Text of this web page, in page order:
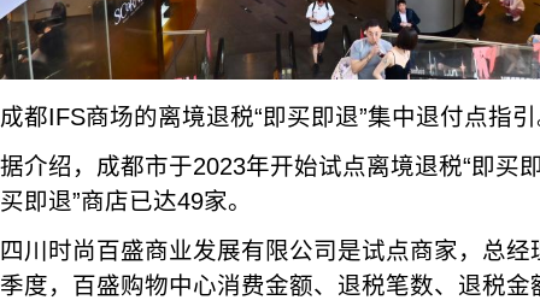
成都IFS商场的离境退税“即买即退”集中退付点指
据介绍，成都市于2023年开始试点离境退税“即买
买即退”商店已达49家。
四川时尚百盛商业发展有限公司是试点商家，总
季度，百盛购物中心消费金额、退税笔数、退税